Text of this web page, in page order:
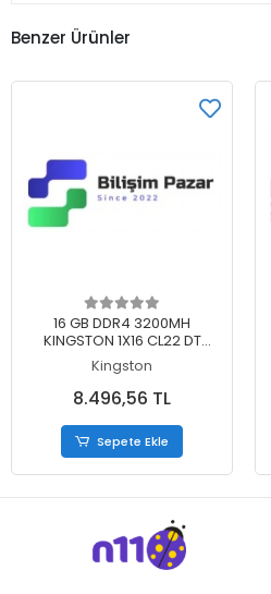
Benzer Ürünler
Sepete Ekle
16 GB DDR4 3200MH
KINGSTON 1X16 CL22 DT
KVR32N22S8/16
Kingston
8.496,56 TL
Sepete Ekle